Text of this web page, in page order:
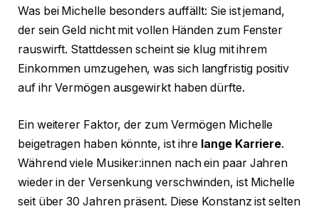
Was bei Michelle besonders auffällt: Sie ist jemand,
der sein Geld nicht mit vollen Händen zum Fenster
rauswirft. Stattdessen scheint sie klug mit ihrem
Einkommen umzugehen, was sich langfristig positiv
auf ihr Vermögen ausgewirkt haben dürfte.
Ein weiterer Faktor, der zum Vermögen Michelle
beigetragen haben könnte, ist ihre lange Karriere.
Während viele Musiker:innen nach ein paar Jahren
wieder in der Versenkung verschwinden, ist Michelle
seit über 30 Jahren präsent. Diese Konstanz ist selten